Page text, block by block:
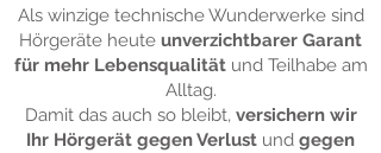
Als winzige technische Wunderwerke sind
Hörgeräte heute unverzichtbarer Garant
für mehr Lebensqualitätund Teilhabe am
Alltag.
Damit das auch so bleibt, versichern wir
Ihr Hörgerät gegen Verlust und gegen